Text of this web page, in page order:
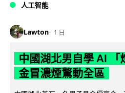
人工智能
Lawton 1 日
中國湖北男自學 AI 「
金冒濃煙驚動全區